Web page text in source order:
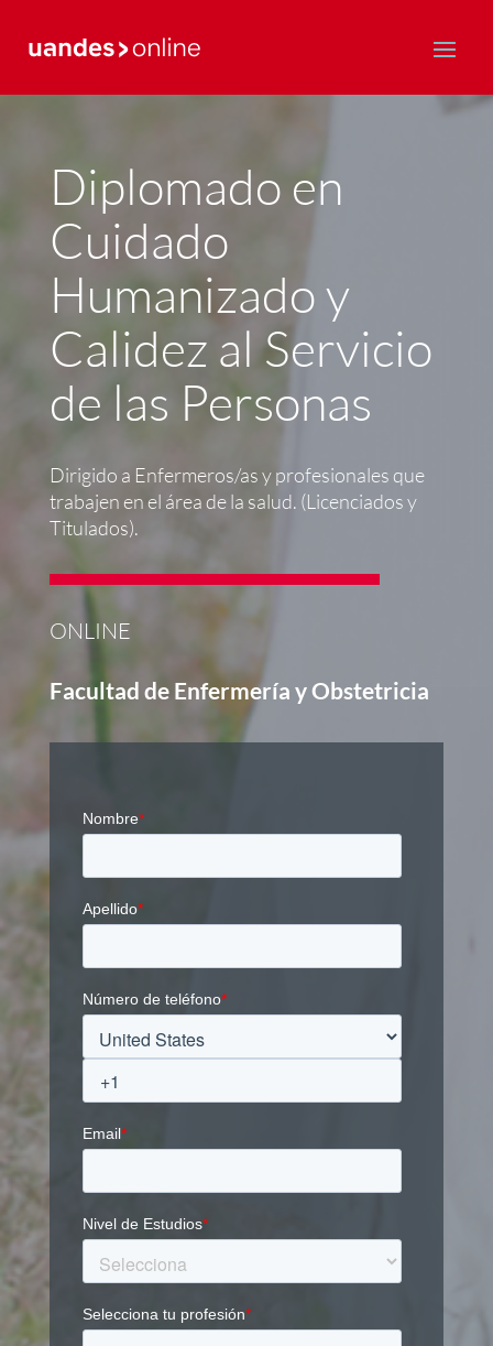
Postgrado y Educación Continua
Diplomado en
Cuidado
Humanizado y
Calidez al Servicio
de las Personas
Dirigido a Enfermeros/as y profesionales que
trabajen en el área de la salud. (Licenciados y
Titulados).
ONLINE
Facultad de Enfermería y Obstetricia